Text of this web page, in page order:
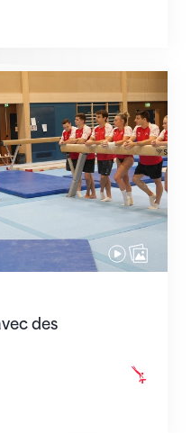
des
des objectifs clairs